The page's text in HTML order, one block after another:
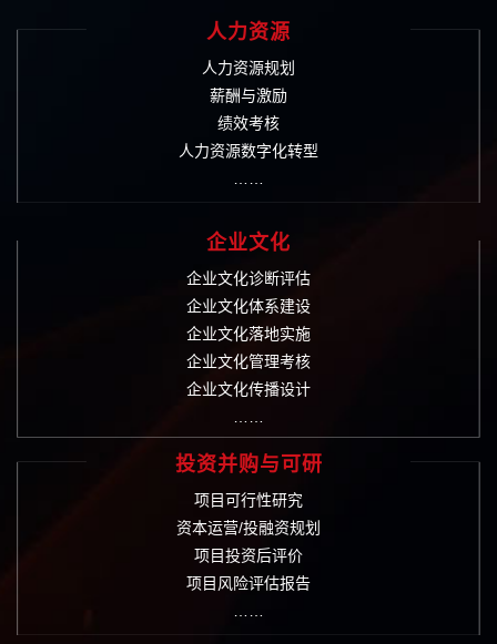
人力资源
人力资源规划
薪酬与激励
绩效考核
人力资源数字化转型
企业文化
企业文化诊断评估
企业文化体系建设
企业文化落地实施
企业文化管理考核
企业文化传播设计
投资并购与可研
项目可行性研究
资本运营/投融资规划
项目投资后评价
项目风险评估报告